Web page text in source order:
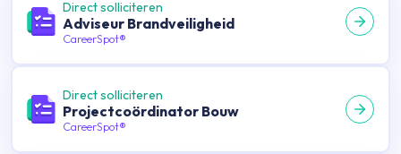
Direct solliciteren
Adviseur Brandveiligheid
CareerSpot®
Direct solliciteren
Projectcoördinator Bouw
CareerSpot®